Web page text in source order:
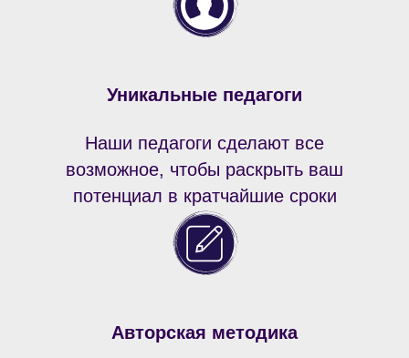
Уникальные педагоги
Наши педагоги сделают все
возможное, чтобы раскрыть ваш
потенциал в кратчайшие сроки
Авторская методика